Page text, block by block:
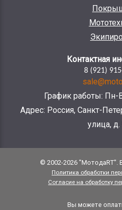
Контактная
8 (921)
График работы: Пн-
Адрес: Россия, Санкт-
улица,
© 2002-2026 "МотодаRT".
Политика обработки
Согласие на обработку
Вы можете